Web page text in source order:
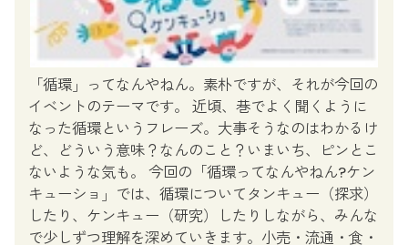
「循環」ってなんやねん。素朴ですが、それが今回の
イベントのテーマです。 近頃、巷でよく聞くように
なった循環というフレーズ。大事そうなのはわかるけ
ど、どういう意味？なんのこと？いまいち、ピンとこ
ないような気も。 今回の「循環ってなんやねん?ケン
キューショ」では、循環についてタンキュー（探求）
したり、ケンキュー（研究）したりしながら、みんな
で少しずつ理解を深めていきます。小売・流通・食・